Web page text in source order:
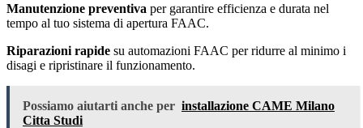
Manutenzione preventiva per garantire efficienza e durata nel
tempo al tuo sistema di apertura FAAC.
Riparazioni rapide su automazioni FAAC per ridurre al minimo i
disagi e ripristinare il funzionamento.
Possiamo aiutarti anche per installazione CAME Milano
Citta Studi